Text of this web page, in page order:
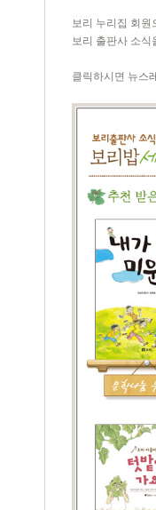
보리 누리집 회원
보리 출판사 소식
클릭하시면 뉴스